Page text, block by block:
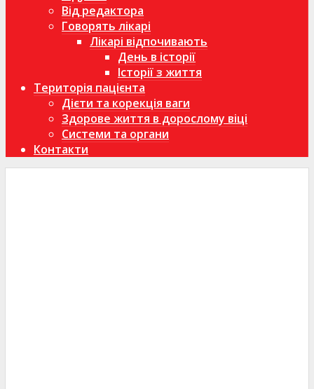
Від редактора
Говорять лікарі
Лікарі відпочивають
День в історії
Історії з життя
Територія пацієнта
Дієти та корекція ваги
Здорове життя в дорослому віці
Системи та органи
Контакти